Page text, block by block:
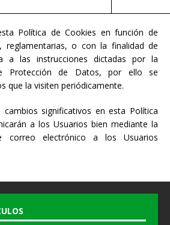
Política de Cookies en función de
reglamentarias, o con la finalidad de
a las instrucciones dictadas por la
Protección de Datos, por ello se
que la visiten periódicamente.
cambios significativos en esta Política
a los Usuarios bien mediante la
electrónico a los Usuarios